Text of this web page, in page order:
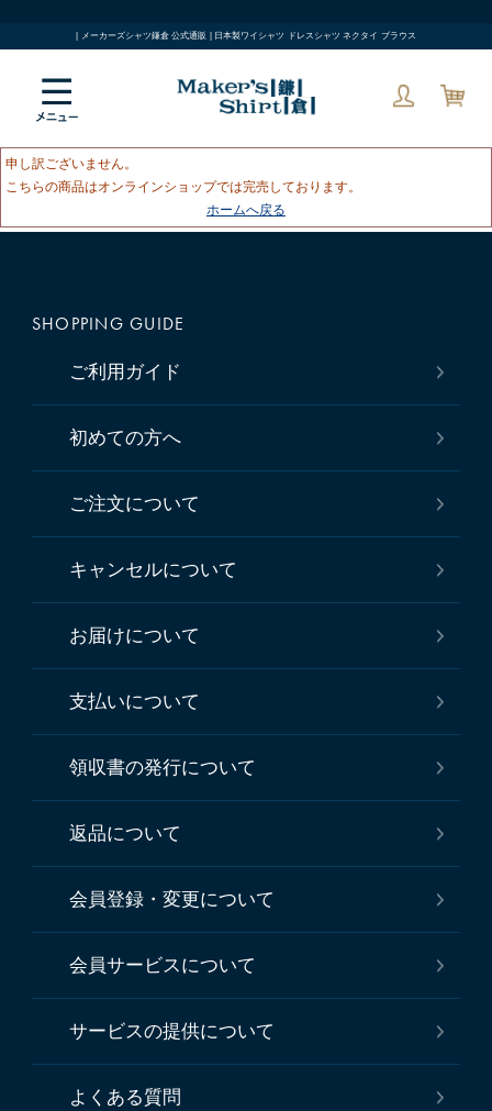
| メーカーズシャツ鎌倉 公式通販 | 日本製ワイシャツ ドレスシャツ ネクタイ ブラウス
申し訳ございません。
こちらの商品はオンラインショップでは完売しております。
ホームへ戻る
SHOPPING GUIDE
ご利用ガイド
初めての方へ
ご注文について
キャンセルについて
お届けについて
支払いについて
領収書の発行について
返品について
会員登録・変更について
会員サービスについて
サービスの提供について
よくある質問